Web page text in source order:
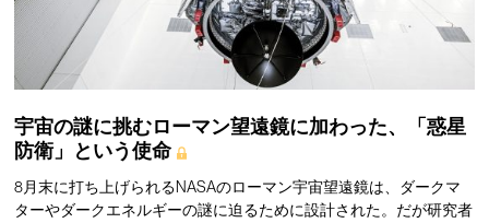
宇宙の謎に挑むローマン望遠鏡に加わった、「惑星
防衛」という使命
8月末に打ち上げられるNASAのローマン宇宙望遠鏡は、ダークマ
ターやダークエネルギーの謎に迫るために設計された。だが研究者